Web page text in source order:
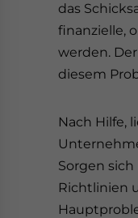
das
finanzielle,
werden.
diesem
Nach Hilfe,
Sorgen
Richtlinien